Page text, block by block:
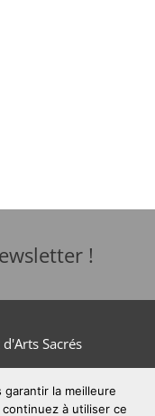
!
Sacrés
la meilleure
à utiliser ce